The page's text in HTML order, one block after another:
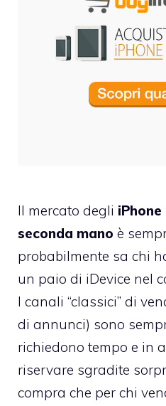
Il mercato degli
seconda mano è
probabilmente sa chi
un paio di iDevice nel
I canali “classici” di
di annunci) sono
richiedono tempo e in
riservare sgradite
compra che per chi